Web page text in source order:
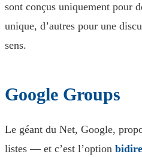
sont conçus uniquement pour
unique, d’autres pour une
sens.
Google Groups
Le géant du Net, Google,
listes — et c’est l’option